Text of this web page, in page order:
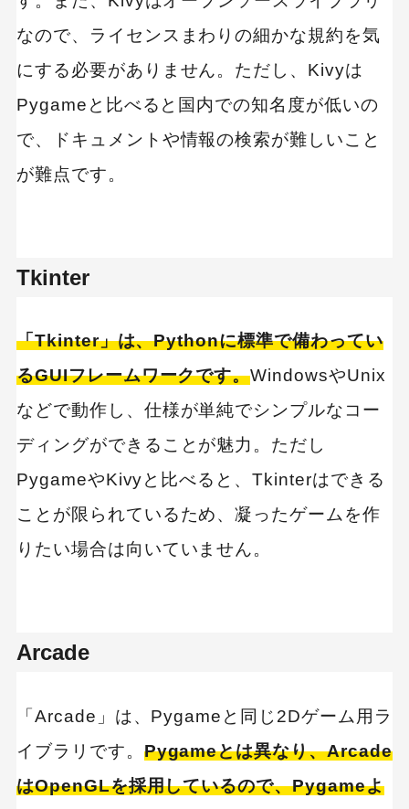
なので、ライセンスまわりの細かな規約を気
にする必要がありません。ただし、Kivyは
Pygameと比べると国内での知名度が低いの
で、ドキュメントや情報の検索が難しいこと
が難点です。
Tkinter
「Tkinter」は、Pythonに標準で備わってい
るGUIフレームワークです。WindowsやUnix
などで動作し、仕様が単純でシンプルなコー
ディングができることが魅力。ただし
PygameやKivyと比べると、Tkinterはできる
ことが限られているため、凝ったゲームを作
りたい場合は向いていません。
Arcade
「Arcade」は、Pygameと同じ2Dゲーム用ラ
イブラリです。 Pygameとは異なり、Arcade
はOpenGLを採用しているので、Pygameよ